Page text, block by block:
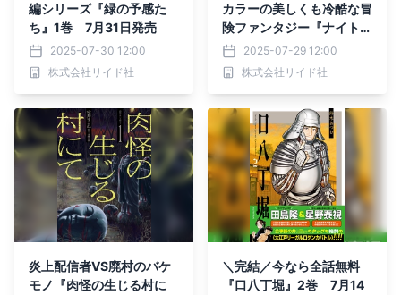
編シリーズ『緑の予感た
ち』1巻 7月31日発売
2025-07-30 12:00
株式会社リイド社
カラーの美しくも冷酷な冒
険ファンタジー『ナイトメ
アバスターズ』上巻 7月
31日発売
2025-07-29 12:00
株式会社リイド社
炎上配信者VS廃村のバケ
モノ『肉怪の生じる村に
＼完結／今なら全話無料
『口八丁堀』2巻 7月14